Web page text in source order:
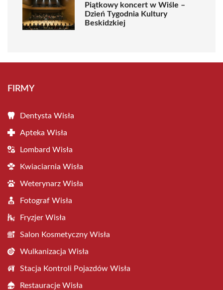
Piątkowy koncert w Wiśle –
Dzień Tygodnia Kultury
Beskidzkiej
FIRMY
Dentysta Wisła
Apteka Wisła
Lombard Wisła
Kwiaciarnia Wisła
Weterynarz Wisła
Fotograf Wisła
Fryzjer Wisła
Salon Kosmetyczny Wisła
Wulkanizacja Wisła
Stacja Kontroli Pojazdów Wisła
Restauracje Wisła